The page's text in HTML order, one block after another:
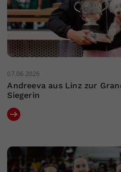
07.06.2026
Andreeva aus Linz zur
Siegerin